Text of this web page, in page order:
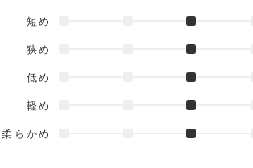
短め
狭め
低め
軽め
柔らかめ